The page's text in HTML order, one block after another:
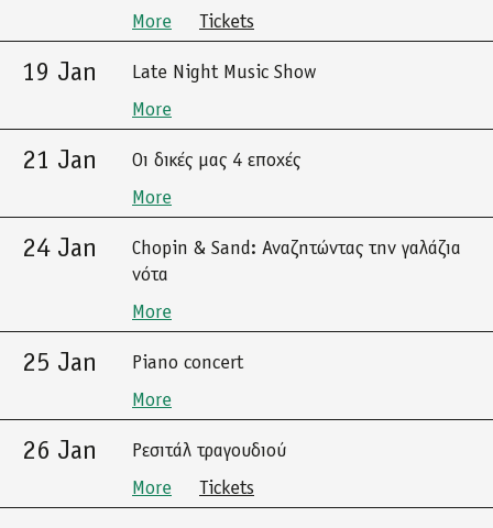
More
Tickets
19 Jan
Late Night Music Show
More
21 Jan
Οι δικές μας 4 εποχές
More
24 Jan
Chopin & Sand: Αναζητώντας την γαλάζια
νότα
More
25 Jan
Piano concert
More
26 Jan
Ρεσιτάλ τραγουδιού
More
Tickets